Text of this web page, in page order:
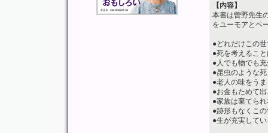
【内容】
本書は曽野先生
をユーモアとペ
●どれだけこの
●死を考えるこ
●人でも物でも
●昆虫のような
●老人の味をう
●お金もためて
●家族は棄てら
●跡形もなくこ
●生が充実して